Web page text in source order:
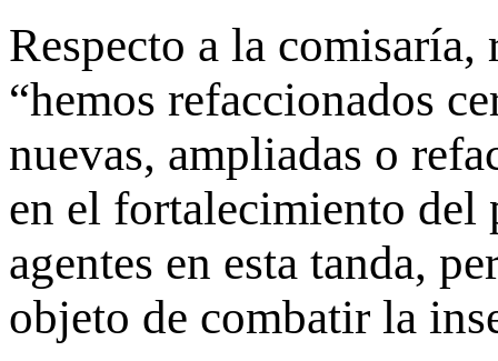
Respecto a la
“hemos refaccionados
nuevas, ampliadas o
en el fortalecimiento del
agentes en esta tanda,
objeto de combatir la